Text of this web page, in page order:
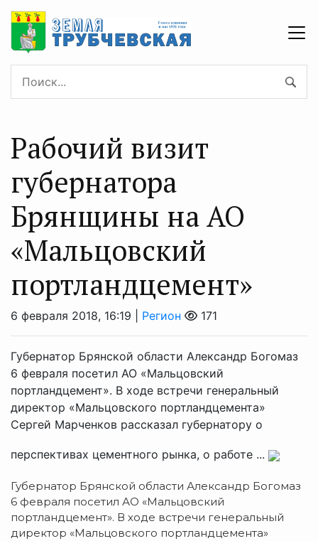
Рабочий визит
губернатора
Брянщины на АО
«Мальцовский
портландцемент»
6 февраля 2018, 16:19 | Регион 171
Губернатор Брянской области Александр Богомаз
6 февраля посетил АО «Мальцовский
портландцемент». В ходе встречи генеральный
директор «Мальцовского портландцемента»
Сергей Марченков рассказал губернатору о
перспективах цементного рынка, о работе ...
Губернатор Брянской области Александр Богомаз
6 февраля посетил АО «Мальцовский
портландцемент». В ходе встречи генеральный
директор «Мальцовского портландцемента»